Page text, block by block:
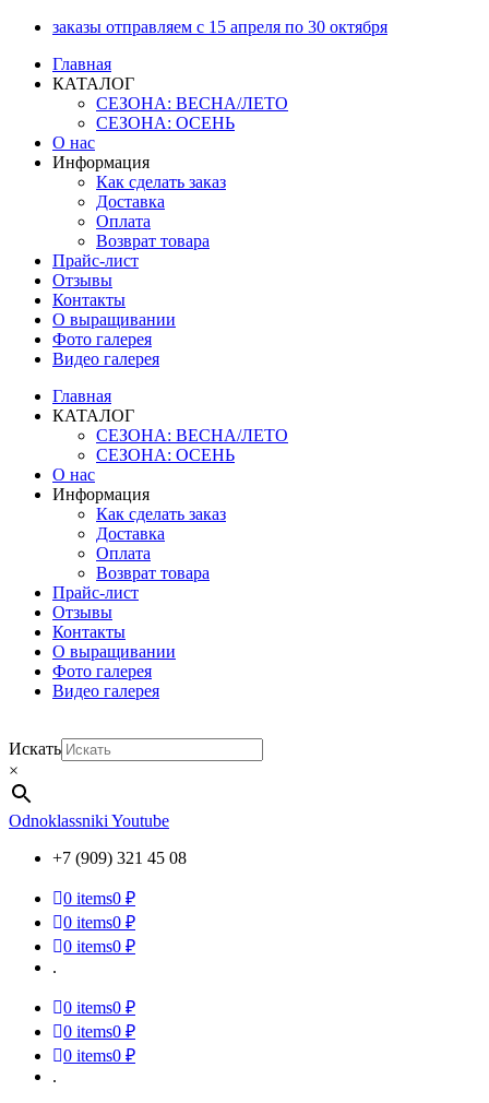
Перейти
содержимому
заказы отправляем с 15 апреля по 30 октября
Главная
КАТАЛОГ
СЕЗОНА: ВЕСНА/ЛЕТО
СЕЗОНА: ОСЕНЬ
О нас
Информация
Как сделать заказ
Доставка
Оплата
Возврат товара
Прайс-лист
Отзывы
Контакты
О выращивании
Фото галерея
Видео галерея
Главная
КАТАЛОГ
СЕЗОНА: ВЕСНА/ЛЕТО
СЕЗОНА: ОСЕНЬ
О нас
Информация
Как сделать заказ
Доставка
Оплата
Возврат товара
Прайс-лист
Отзывы
Контакты
О выращивании
Фото галерея
Видео галерея
Искать
×
Odnoklassniki Youtube
+7 (909) 321 45 08
0 items0 ₽
0 items0 ₽
0 items0 ₽
.
0 items0 ₽
0 items0 ₽
0 items0 ₽
.